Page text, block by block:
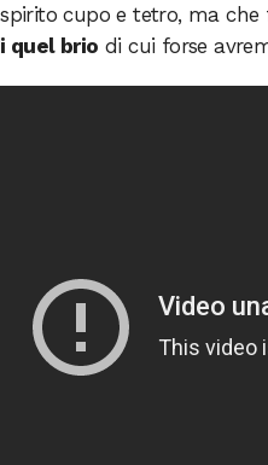
spirito cupo e tetro, ma
quel brio di cui forse